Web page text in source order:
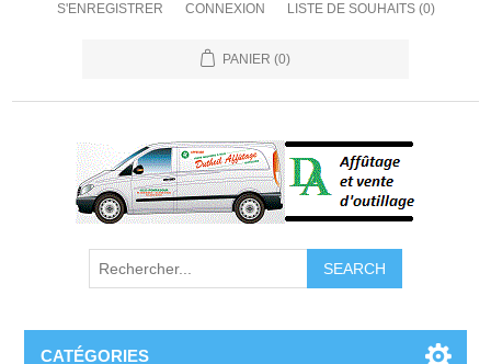
S'ENREGISTRER CONNEXION LISTE DE SOUHAITS (0)
PANIER (0)
CATÉGORIES